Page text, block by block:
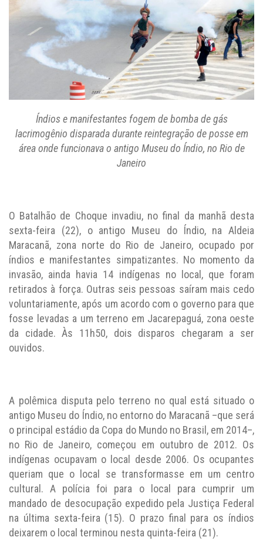
Índios e manifestantes fogem de bomba de gás
lacrimogênio disparada durante reintegração de posse em
área onde funcionava o antigo Museu do Índio, no Rio de
Janeiro
O Batalhão de Choque invadiu, no final da manhã desta
sexta-feira (22), o antigo Museu do Índio, na Aldeia
Maracanã, zona norte do Rio de Janeiro, ocupado por
índios e manifestantes simpatizantes. No momento da
invasão, ainda havia 14 indígenas no local, que foram
retirados à força. Outras seis pessoas saíram mais cedo
voluntariamente, após um acordo com o governo para que
fosse levadas a um terreno em Jacarepaguá, zona oeste
da cidade. Às 11h50, dois disparos chegaram a ser
ouvidos.
A polêmica disputa pelo terreno no qual está situado o
antigo Museu do Índio, no entorno do Maracanã –que será
o principal estádio da Copa do Mundo no Brasil, em 2014–,
no Rio de Janeiro, começou em outubro de 2012. Os
indígenas ocupavam o local desde 2006. Os ocupantes
queriam que o local se transformasse em um centro
cultural. A polícia foi para o local para cumprir um
mandado de desocupação expedido pela Justiça Federal
na última sexta-feira (15). O prazo final para os índios
deixarem o local terminou nesta quinta-feira (21).